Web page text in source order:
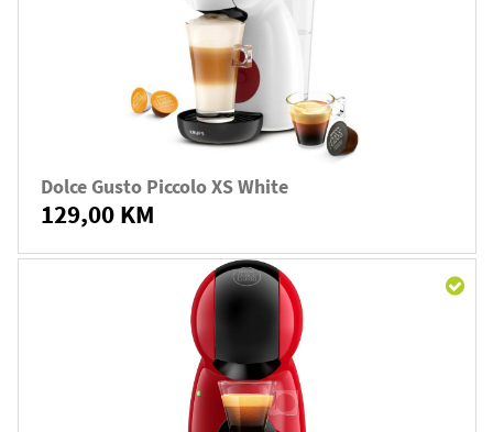
Dolce Gusto Piccolo XS White
129,00 KM